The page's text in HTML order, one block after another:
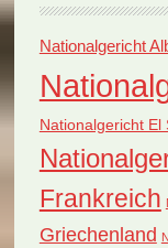
Nationalgericht
Nationalgericht El
Frankreich
Griechenland